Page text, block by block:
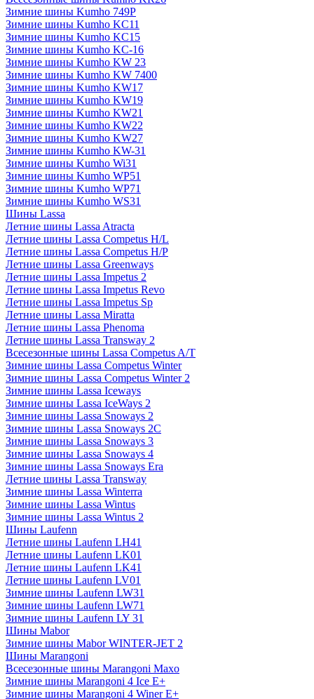
Зимние шины Kumho 749P
Зимние шины Kumho KC11
Зимние шины Kumho KC15
Зимние шины Kumho KC-16
Зимние шины Kumho KW 23
Зимние шины Kumho KW 7400
Зимние шины Kumho KW17
Зимние шины Kumho KW19
Зимние шины Kumho KW21
Зимние шины Kumho KW22
Зимние шины Kumho KW27
Зимние шины Kumho KW-31
Зимние шины Kumho Wi31
Зимние шины Kumho WP51
Зимние шины Kumho WP71
Зимние шины Kumho WS31
Шины Lassa
Летние шины Lassa Atracta
Летние шины Lassa Competus H/L
Летние шины Lassa Competus H/P
Летние шины Lassa Greenways
Летние шины Lassa Impetus 2
Летние шины Lassa Impetus Revo
Летние шины Lassa Impetus Sp
Летние шины Lassa Miratta
Летние шины Lassa Phenoma
Летние шины Lassa Transway 2
Всесезонные шины Lassa Competus A/T
Зимние шины Lassa Competus Winter
Зимние шины Lassa Competus Winter 2
Зимние шины Lassa Iceways
Зимние шины Lassa IceWays 2
Зимние шины Lassa Snoways 2
Зимние шины Lassa Snoways 2C
Зимние шины Lassa Snoways 3
Зимние шины Lassa Snoways 4
Зимние шины Lassa Snoways Era
Летние шины Lassa Transway
Зимние шины Lassa Winterra
Зимние шины Lassa Wintus
Зимние шины Lassa Wintus 2
Шины Laufenn
Летние шины Laufenn LH41
Летние шины Laufenn LK01
Летние шины Laufenn LK41
Летние шины Laufenn LV01
Зимние шины Laufenn LW31
Зимние шины Laufenn LW71
Зимние шины Laufenn LY 31
Шины Mabor
Зимние шины Mabor WINTER-JET 2
Шины Marangoni
Всесезонные шины Marangoni Maxo
Зимние шины Marangoni 4 Ice E+
Зимние шины Marangoni 4 Winer E+